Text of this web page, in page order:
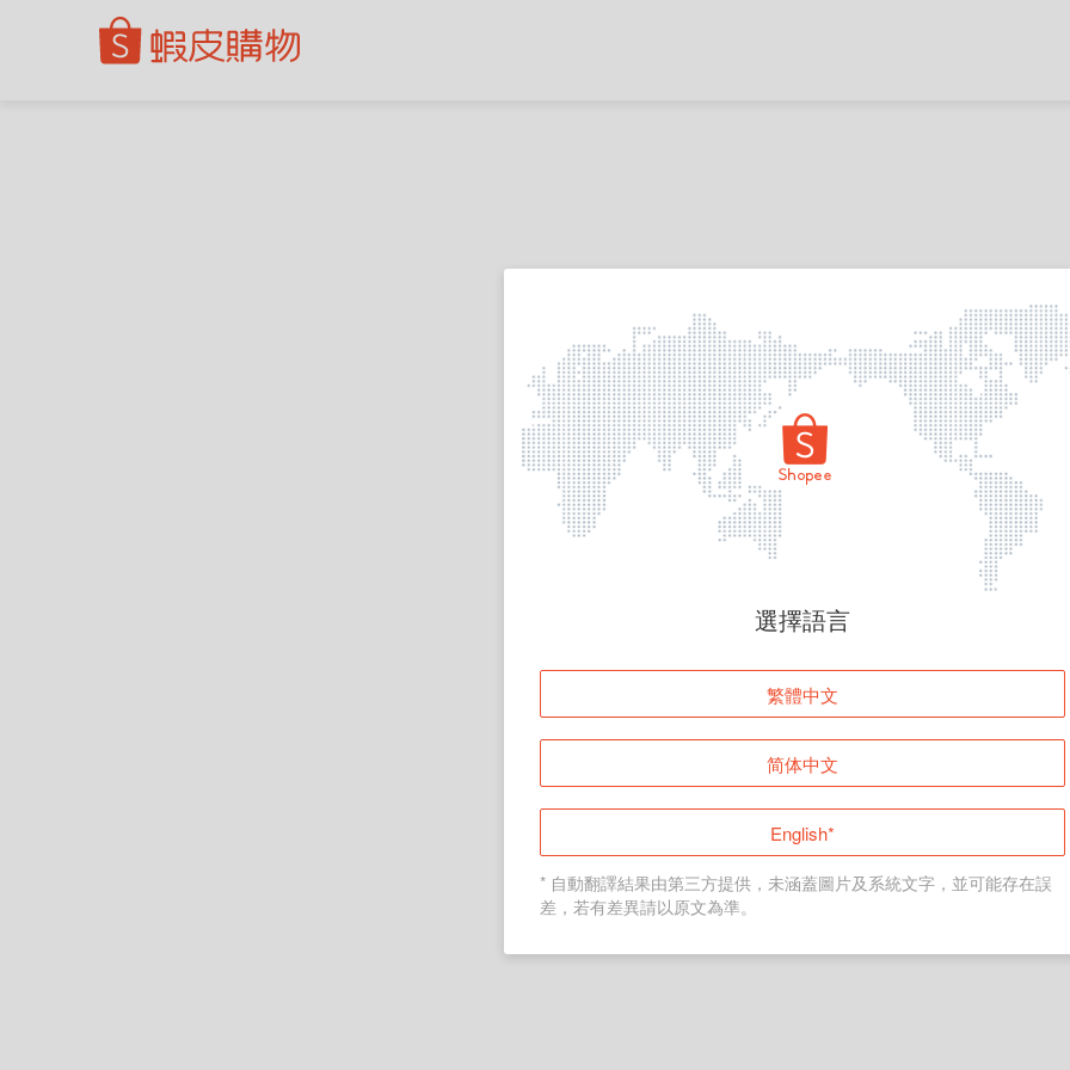
頁面無法顯示
登入
返回首頁
選擇語言
繁體中文
简体中文
English*
* 自動翻譯結果由第三方提供，未涵蓋圖片及系統文字，並可能存在誤
差，若有差異請以原文為準。